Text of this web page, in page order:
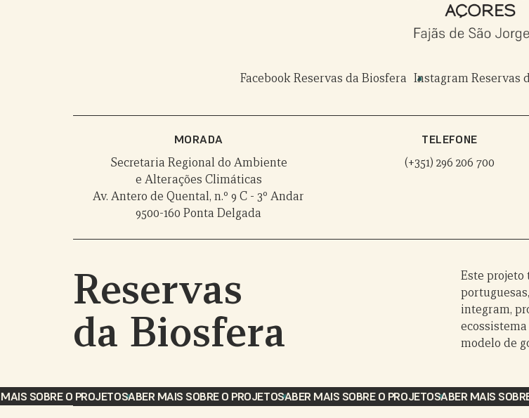
Facebook Reservas da Biosfera Instagram Reservas
MORADA
Secretaria Regional do Ambiente
e Alterações Climáticas
Av. Antero de Quental, n.º 9 C - 3º Andar
9500-160 Ponta Delgada
TELEFONE
(+351) 296 206 700
Reservas
da Biosfera
Este projeto
integram,
modelo de
SOBRE O PROJETOSABER MAIS SOBRE O PROJETOSABER MAIS SOBRE O PROJETOSABER MAIS SOBRE